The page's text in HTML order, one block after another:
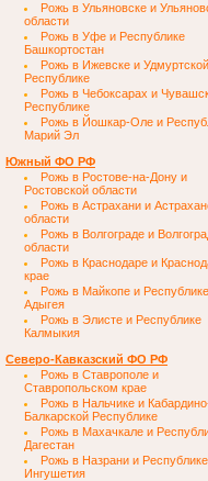
Рожь в Ульяновске и
области
Рожь в Уфе и Республике
Башкортостан
Рожь в Ижевске и Удмуртской
Республике
Рожь в Чебоксарах и
Республике
Рожь в Йошкар-Оле и
Марий Эл
Южный ФО РФ
Рожь в Ростове-на-Дону и
Ростовской области
Рожь в Астрахани и
области
Рожь в Волгограде и
области
Рожь в Краснодаре и
крае
Рожь в Майкопе и Республике
Адыгея
Рожь в Элисте и Республике
Калмыкия
Северо-Кавказский ФО РФ
Рожь в Ставрополе и
Ставропольском крае
Рожь в Нальчике и
Балкарской Республике
Рожь в Махачкале и
Дагестан
Рожь в Назрани и Республике
Ингушетия